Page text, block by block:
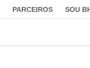
PARCEIROS SOU